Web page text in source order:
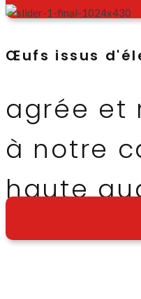
Œufs issus
agrée et
à notre
haute